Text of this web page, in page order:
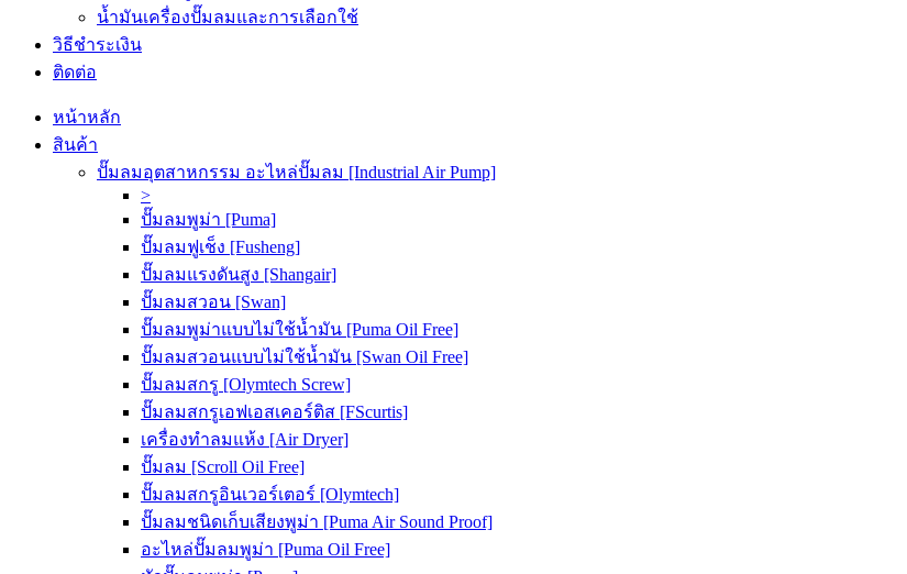
น้ำมันเครื่องปั๊มลมและการเลือกใช้
วิธีชำระเงิน
ติดต่อ
หน้าหลัก
สินค้า
ปั๊มลมอุตสาหกรรม อะไหล่ปั๊มลม [Industrial Air Pump]
>
ปั๊มลมพูม่า [Puma]
ปั๊มลมฟูเช็ง [Fusheng]
ปั๊มลมแรงดันสูง [Shangair]
ปั๊มลมสวอน [Swan]
ปั๊มลมพูม่าแบบไม่ใช้น้ำมัน [Puma Oil Free]
ปั๊มลมสวอนแบบไม่ใช้น้ำมัน [Swan Oil Free]
ปั๊มลมสกรู [Olymtech Screw]
ปั๊มลมสกรูเอฟเอสเคอร์ติส [FScurtis]
เครื่องทำลมแห้ง [Air Dryer]
ปั๊มลม [Scroll Oil Free]
ปั๊มลมสกรูอินเวอร์เตอร์ [Olymtech]
ปั๊มลมชนิดเก็บเสียงพูม่า [Puma Air Sound Proof]
อะไหล่ปั๊มลมพูม่า [Puma Oil Free]